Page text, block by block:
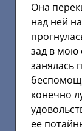
Она
над ней
зад в мою
занялась
конечно
ее